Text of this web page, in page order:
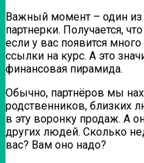
Важный момент – один из
партнерки. Получается,
если у вас появится
ссылки на курс. А это
финансовая пирамида.
Обычно, партнёров мы
родственников, близких
в эту воронку продаж. А
других людей. Сколько
вас? Вам оно надо?